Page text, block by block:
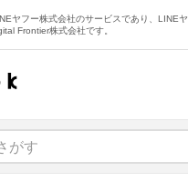
ヤフー株式会社のサービスであり、LINE
Frontier株式会社です。